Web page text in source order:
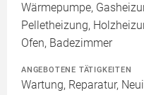
Wärmepumpe,
Pelletheizung,
Ofen, Badezimmer
ANGEBOTENE TÄTIGKEITEN
Wartung, Reparatur,